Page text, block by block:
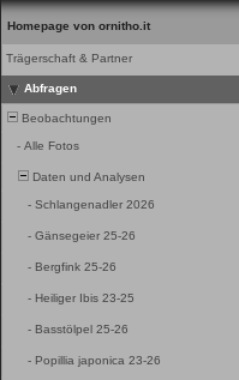
Homepage von ornitho.it
Trägerschaft & Partner
Abfragen
Beobachtungen
- Alle Fotos
Daten und Analysen
- Schlangenadler 2026
- Gänsegeier 25-26
- Bergfink 25-26
- Heiliger Ibis 23-25
- Basstölpel 25-26
- Popillia japonica 23-26